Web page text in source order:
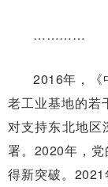
…………
2016年，《
老工业基地的若
对支持东北地区
署。2020年，
得新突破。